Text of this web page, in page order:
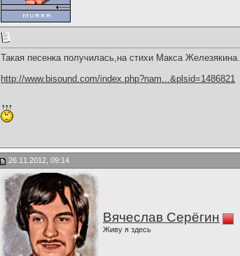
Такая песенка получилась,на стихи Макса Железякина.
http://www.bisound.com/index.php?nam...&plsid=1486821
26.11.2012, 09:14
Вячеслав Серёгин
Живу я здесь